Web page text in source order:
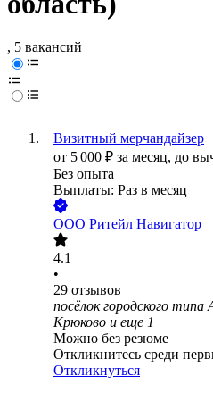
, 5 вакансий
Визитный мерчандайзер
от 5 000 ₽ за месяц, до
Без опыта
Выплаты: Раз в месяц
ООО Ритейл Навигатор
4.1
•
29 отзывов
посёлок городского типа
Крюково и еще 1
Можно без резюме
Откликнитесь среди
Откликнуться